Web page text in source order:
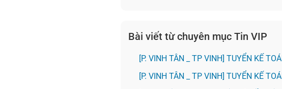
Bài viết từ chuyên mục Tin VIP
[P. VINH TÂN _ TP VINH] TUYỂN KẾ
[P. VINH TÂN _ TP VINH] TUYỂN KẾ